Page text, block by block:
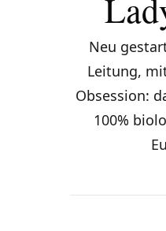
Neu
Leitung,
Obsession:
100%